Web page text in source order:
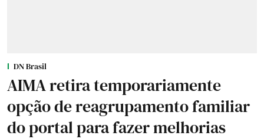
DN Brasil
AIMA retira temporariamente
opção de reagrupamento familiar
do portal para fazer melhorias